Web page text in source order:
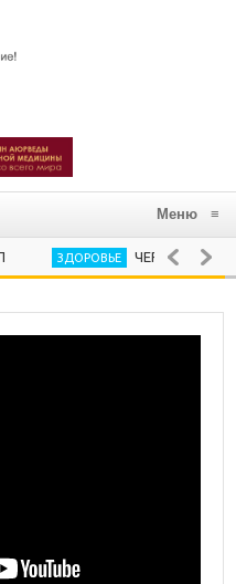
Меню ≡
ЗДОРОВЬЕ ЧЕРНЫЙ ОРЕХ,